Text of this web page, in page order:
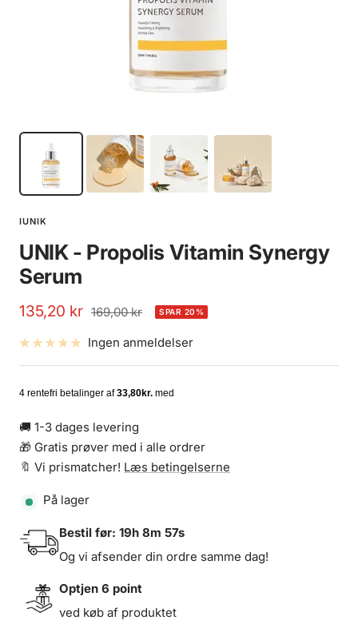
IUNIK
UNIK - Propolis Vitamin Synergy
Serum
Udsalgspris
135,20 kr Normalpris
169,00 kr SPAR 20%
Ingen anmeldelser
🚚 1-3 dages levering
🎁 Gratis prøver med i alle ordrer
🔖 Vi prismatcher! Læs betingelserne
På lager
Bestil før: 19h 8m 57s
Og vi afsender din ordre samme dag!
Optjen 6 point
ved køb af produktet